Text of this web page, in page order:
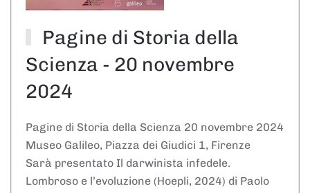
Pagine di Storia della
Scienza - 20 novembre
2024
Pagine di Storia della Scienza 20 novembre 2024
Museo Galileo, Piazza dei Giudici 1, Firenze
Sarà presentato Il darwinista infedele.
Lombroso e l’evoluzione (Hoepli, 2024) di Paolo